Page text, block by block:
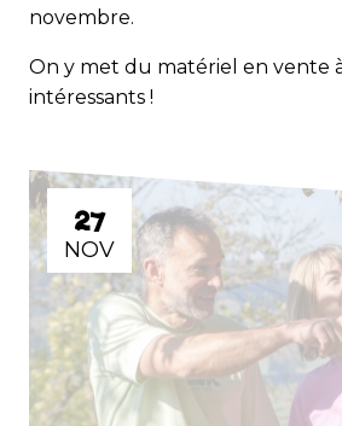
novembre.
On y met du matériel en vente
intéressants !
27
NOV